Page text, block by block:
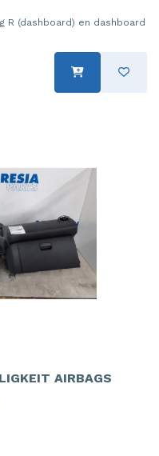
R (dashboard) en dashboard
AIRBAGS